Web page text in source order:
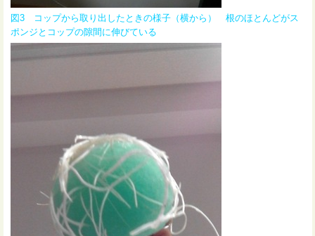
図3 コップから取り出したときの様子（横から） 根のほとんどがス
ポンジとコップの隙間に伸びている